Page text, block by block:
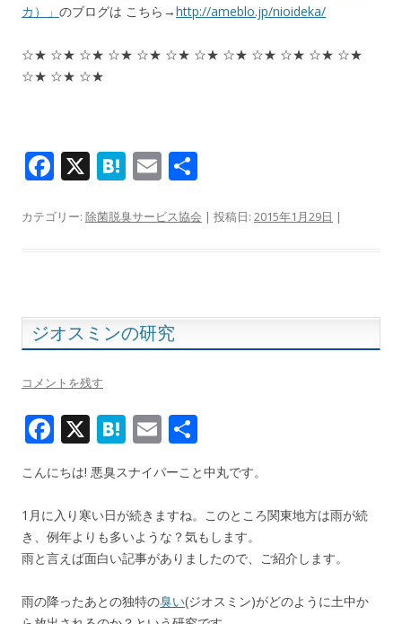
カ）」 のブログは こちら→http://ameblo.jp/nioideka/
☆★ ☆★ ☆★ ☆★ ☆★ ☆★ ☆★ ☆★ ☆★ ☆★ ☆★ ☆★
☆★ ☆★ ☆★
F
e
o
k
X H
e
E
ai
カテゴリー: 除菌脱臭サービス協会 | 投稿日: 2015年1月29日 |
ジオスミンの研究
コメントを残す
F
ac
e
b
o
o
k
X H
at
e
n
a
E
m
ai
l
有
こんにちは! 悪臭スナイパーこと中丸です。
1月に入り寒い日が続きますね。このところ関東地方は雨が続
き、例年よりも多いような？気もします。
雨と言えば面白い記事がありましたので、ご紹介します。
雨の降ったあとの独特の臭い(ジオスミン)がどのように土中か